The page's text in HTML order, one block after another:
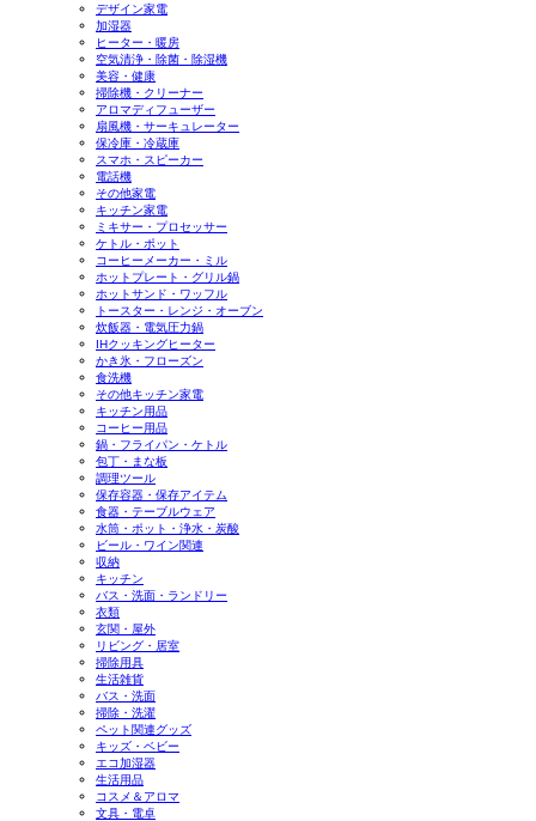
デザイン家電
加湿器
ヒーター・暖房
空気清浄・除菌・除湿機
美容・健康
掃除機・クリーナー
アロマディフューザー
扇風機・サーキュレーター
保冷庫・冷蔵庫
スマホ・スピーカー
電話機
その他家電
キッチン家電
ミキサー・プロセッサー
ケトル・ポット
コーヒーメーカー・ミル
ホットプレート・グリル鍋
ホットサンド・ワッフル
トースター・レンジ・オーブン
炊飯器・電気圧力鍋
IHクッキングヒーター
かき氷・フローズン
食洗機
その他キッチン家電
キッチン用品
コーヒー用品
鍋・フライパン・ケトル
包丁・まな板
調理ツール
保存容器・保存アイテム
食器・テーブルウェア
水筒・ポット・浄水・炭酸
ビール・ワイン関連
収納
キッチン
バス・洗面・ランドリー
衣類
玄関・屋外
リビング・居室
掃除用具
生活雑貨
バス・洗面
掃除・洗濯
ペット関連グッズ
キッズ・ベビー
エコ加湿器
生活用品
コスメ＆アロマ
文具・電卓